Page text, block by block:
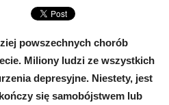
powszechnych chorób
Miliony ludzi ze wszystkich
depresyjne. Niestety, jest
się samobójstwem lub